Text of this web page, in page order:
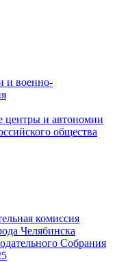
и военно-
центры и автономии
общества
комиссия
Челябинска
Собрания